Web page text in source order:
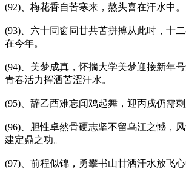
(92)、梅花香自苦寒来，熬头喜在汗水中。
(93)、六十同窗同甘共苦拼搏从此时，十
在今年。
(94)、美梦成真，怀揣大学美梦迎接新年
青春活力挥洒苦涩汗水。
(95)、辞乙酉难忘闻鸡起舞，迎丙戌仍需刺
(96)、胆性卓然骨硬志坚不留乌江之憾，
建定鼎之功。
(97)、前程似锦，勇攀书山甘洒汗水放飞